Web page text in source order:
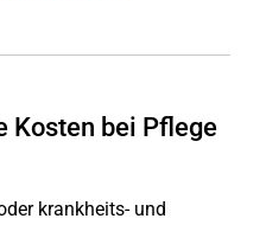
Kosten bei Pflege
krankheits- und